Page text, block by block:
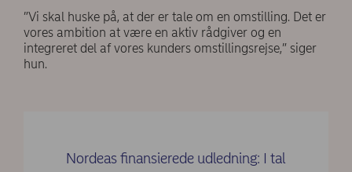
”Vi skal huske på, at der er tale om en omstilling. Det er
vores ambition at være en aktiv rådgiver og en
integreret del af vores kunders omstillingsrejse,” siger
hun.
Nordeas finansierede udledning: I tal